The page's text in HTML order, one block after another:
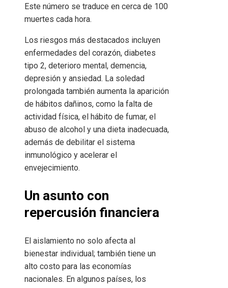
Este número se traduce en cerca de 100
muertes cada hora.
Los riesgos más destacados incluyen
enfermedades del corazón, diabetes
tipo 2, deterioro mental, demencia,
depresión y ansiedad. La soledad
prolongada también aumenta la aparición
de hábitos dañinos, como la falta de
actividad física, el hábito de fumar, el
abuso de alcohol y una dieta inadecuada,
además de debilitar el sistema
inmunológico y acelerar el
envejecimiento.
Un asunto con
repercusión financiera
El aislamiento no solo afecta al
bienestar individual; también tiene un
alto costo para las economías
nacionales. En algunos países, los